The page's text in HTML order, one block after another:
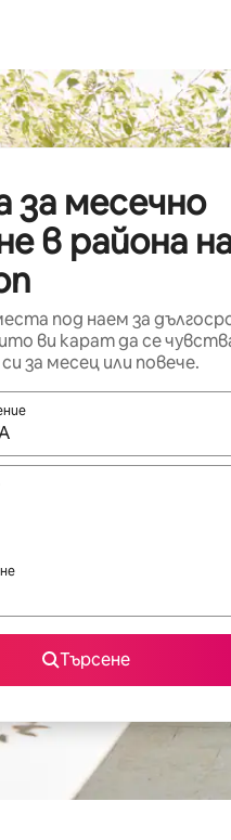
месечно
в района
под наем за
ви карат да се
за месец или повече.
се покажат,
Търсене